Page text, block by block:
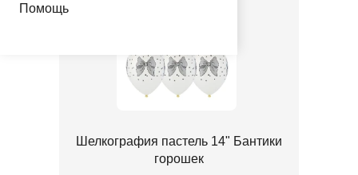
Помощь
Шелкография пастель 14" Бантики
горошек